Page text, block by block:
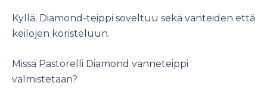
Kyllä. Diamond-teippi soveltuu sekä vanteiden että
keilojen koristeluun.
Missä Pastorelli Diamond vanneteippi
valmistetaan?